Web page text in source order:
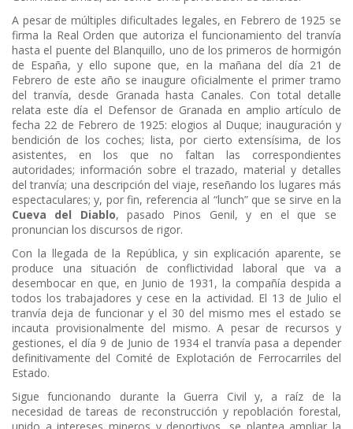
A pesar de múltiples dificultades legales, en Febrero de 1925 se
firma la Real Orden que autoriza el funcionamiento del tranvía
hasta el puente del Blanquillo, uno de los primeros de hormigón
de España, y ello supone que, en la mañana del día 21 de
Febrero de este año se inaugure oficialmente el primer tramo
del tranvía, desde Granada hasta Canales. Con total detalle
relata este día el Defensor de Granada en amplio artículo de
fecha 22 de Febrero de 1925: elogios al Duque; inauguración y
bendición de los coches; lista, por cierto extensísima, de los
asistentes, en los que no faltan las correspondientes
autoridades; información sobre el trazado, material y detalles
del tranvía; una descripción del viaje, reseñando los lugares más
espectaculares; y, por fin, referencia al “lunch” que se sirve en la
Cueva del Diablo, pasado Pinos Genil, y en el que se
pronuncian los discursos de rigor.
Con la llegada de la República, y sin explicación aparente, se
produce una situación de conflictividad laboral que va a
desembocar en que, en Junio de 1931, la compañía despida a
todos los trabajadores y cese en la actividad. El 13 de Julio el
tranvía deja de funcionar y el 30 del mismo mes el estado se
incauta provisionalmente del mismo. A pesar de recursos y
gestiones, el día 9 de Junio de 1934 el tranvía pasa a depender
definitivamente del Comité de Explotación de Ferrocarriles del
Estado.
Sigue funcionando durante la Guerra Civil y, a raíz de la
necesidad de tareas de reconstrucción y repoblación forestal,